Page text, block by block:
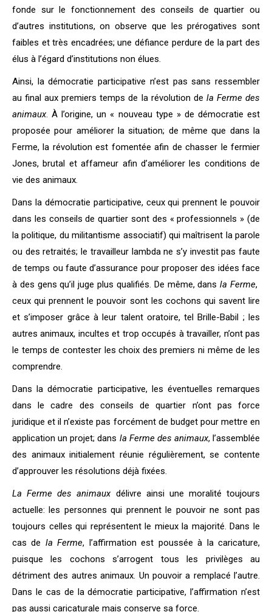
fonde sur le fonctionnement des conseils de quartier ou
d’autres institutions, on observe que les prérogatives sont
faibles et très encadrées; une défiance perdure de la part des
élus à l’égard d’institutions non élues.
Ainsi, la démocratie participative n’est pas sans ressembler
au final aux premiers temps de la révolution de la Ferme des
animaux. À l’origine, un « nouveau type » de démocratie est
proposée pour améliorer la situation; de même que dans la
Ferme, la révolution est fomentée afin de chasser le fermier
Jones, brutal et affameur afin d’améliorer les conditions de
vie des animaux.
Dans la démocratie participative, ceux qui prennent le pouvoir
dans les conseils de quartier sont des « professionnels » (de
la politique, du militantisme associatif) qui maîtrisent la parole
ou des retraités; le travailleur lambda ne s’y investit pas faute
de temps ou faute d’assurance pour proposer des idées face
à des gens qu’il juge plus qualifiés. De même, dansla Ferme,
ceux qui prennent le pouvoir sont les cochons qui savent lire
et s’imposer grâce à leur talent oratoire, tel Brille-Babil ; les
autres animaux, incultes et trop occupés à travailler, n’ont pas
le temps de contester les choix des premiers ni même de les
comprendre.
Dans la démocratie participative, les éventuelles remarques
dans le cadre des conseils de quartier n’ont pas force
juridique et il n’existe pas forcément de budget pour mettre en
application un projet; dans la Ferme des animaux, l’assemblée
des animaux initialement réunie régulièrement, se contente
d’approuver les résolutions déjà fixées.
La Ferme des animauxdélivre ainsi une moralité toujours
actuelle: les personnes qui prennent le pouvoir ne sont pas
toujours celles qui représentent le mieux la majorité. Dans le
cas de la Ferme, l’affirmation est poussée à la caricature,
puisque les cochons s’arrogent tous les privilèges au
détriment des autres animaux. Un pouvoir a remplacé l’autre.
Dans le cas de la démocratie participative, l’affirmation n’est
pas aussi caricaturale mais conserve sa force.